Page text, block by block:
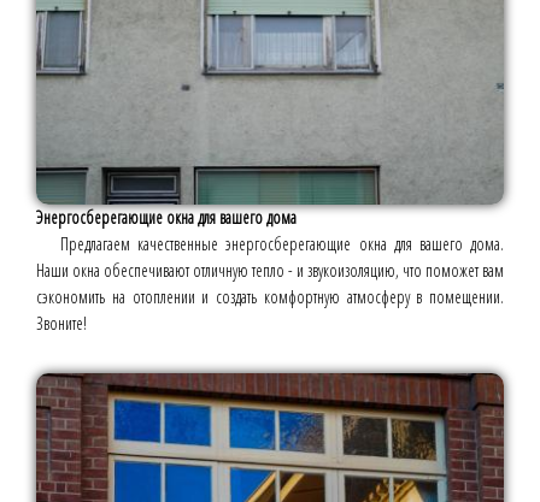
Энергосберегающие окна для вашего дома
Предлагаем качественные энергосберегающие окна для вашего дома.
Наши окна обеспечивают отличную тепло - и звукоизоляцию, что поможет вам
сэкономить на отоплении и создать комфортную атмосферу в помещении.
Звоните!